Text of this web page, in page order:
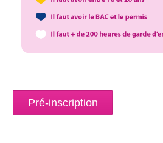
Pré-inscription